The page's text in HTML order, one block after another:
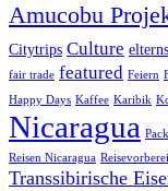
Amucobu
Citytrips Culture
fair trade featured Feiern
Happy Days Kaffee Karibik
Nicaragua
Reisen Nicaragua
Transsibirische